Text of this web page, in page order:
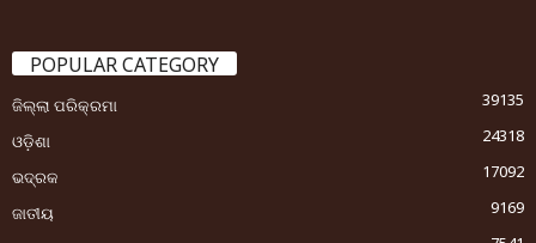
POPULAR CATEGORY
ଜିଲ୍ଲା ପରିକ୍ରମା
39135
ଓଡ଼ିଶା
24318
ଭଦ୍ରକ
17092
ଜାତୀୟ
9169